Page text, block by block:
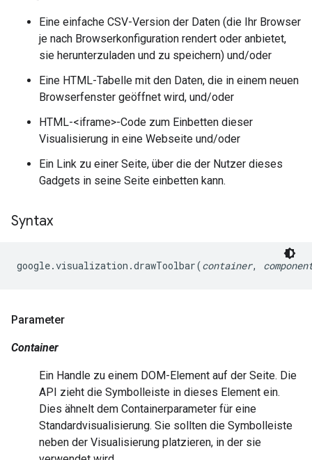
Eine einfache CSV-Version der Daten (die Ihr Browser
je nach Browserkonfiguration rendert oder anbietet,
sie herunterzuladen und zu speichern) und/oder
Eine HTML-Tabelle mit den Daten, die in einem neuen
Browserfenster geöffnet wird, und/oder
HTML-<iframe>-Code zum Einbetten dieser
Visualisierung in eine Webseite und/oder
Ein Link zu einer Seite, über die der Nutzer dieses
Gadgets in seine Seite einbetten kann.
Syntax
google.visualization.drawToolbar(container,
Parameter
Container
Ein Handle zu einem DOM-Element auf der Seite. Die
API zieht die Symbolleiste in dieses Element ein.
Dies ähnelt dem Containerparameter für eine
Standardvisualisierung. Sie sollten die Symbolleiste
neben der Visualisierung platzieren, in der sie